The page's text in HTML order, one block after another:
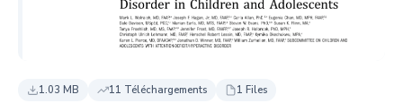
1.03 MB 11 Téléchargements 1 Files